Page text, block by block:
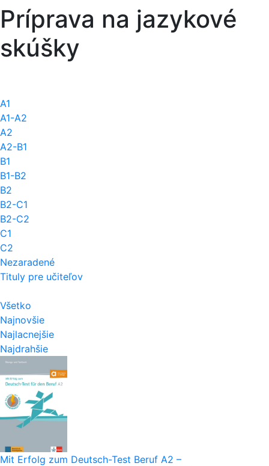
Príprava na jazykové
skúšky
A1
A1-A2
A2
A2-B1
B1
B1-B2
B2
B2-C1
B2-C2
C1
C2
Nezaradené
Tituly pre učiteľov
Všetko
Najnovšie
Najlacnejšie
Najdrahšie
Mit Erfolg zum Deutsch-Test Beruf A2 –